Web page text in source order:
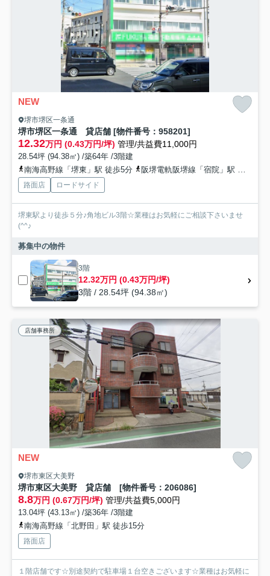
NEW
堺市堺区一条通
堺市堺区一条通 貸店舗 [物件番号：958201]
12.32万円 (0.43万円/坪) 管理/共益費11,000円
28.54坪 (94.38㎡) /築64年 /3階建
南海高野線「堺東」駅 徒歩5分
阪堺電軌阪堺線「宿院」駅 徒歩16分
路面店 ロードサイド
堺東駅より徒歩５分♪角地ビル3階☆業種はお気軽にご相談下さいませ
(^^♪
募集中の物件
3階
12.32万円 (0.43万円/坪)
3階 / 28.54坪 (94.38㎡)
店舗事務所
NEW
堺市東区大美野
堺市東区大美野 貸店舗 [物件番号：206086]
8.8万円 (0.67万円/坪) 管理/共益費5,000円
13.04坪 (43.13㎡) /築36年 /3階建
南海高野線「北野田」駅 徒歩15分
路面店
１階店舗です☆別途契約で駐車場１台空きございます☆業種はお気軽に